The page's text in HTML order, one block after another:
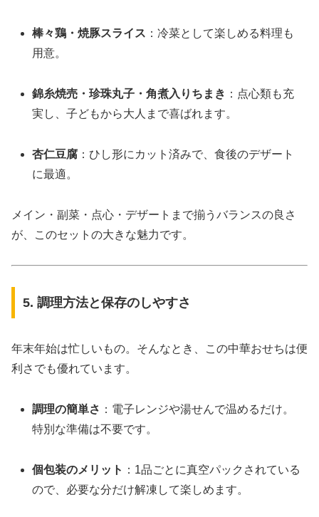
棒々鶏・焼豚スライス ：冷菜として楽しめる料理も
用意。
錦糸焼売・珍珠丸子・角煮入りちまき ：点心類も充
実し、子どもから大人まで喜ばれます。
杏仁豆腐 ：ひし形にカット済みで、食後のデザート
に最適。
メイン・副菜・点心・デザートまで揃うバランスの良さ
が、このセットの大きな魅力です。
5. 調理方法と保存のしやすさ
年末年始は忙しいもの。そんなとき、この中華おせちは便
利さでも優れています。
調理の簡単さ ：電子レンジや湯せんで温めるだけ。
特別な準備は不要です。
個包装のメリット ：1品ごとに真空パックされている
ので、必要な分だけ解凍して楽しめます。